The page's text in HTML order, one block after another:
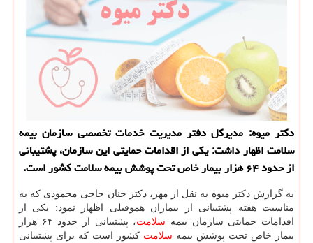
دكتر میوه: مدیركل دفتر مدیریت خدمات تخصصی سازمان بیمه
سلامت اظهار داشت: یكی از اقدامات حمایتی این سازمان، پشتیبانی
از حدود ۶۴ هزار بیمار خاص تحت پوشش بیمه سلامت كشور است.
به گزارش دكتر میوه به نقل از مهر، دكتر حنان حاجی محمودی كه به
مناسبت هفته پشتیبانی از بیماران هموفیلی اظهار نمود: یكی از
اقدامات حمایتی سازمان بیمه سلامت
، پشتیبانی از حدود ۶۴ هزار
بیمار خاص تحت پوشش بیمه سلامت كشور است كه برای پشتیبانی